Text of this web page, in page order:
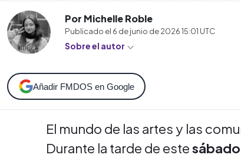
Por Michelle Roble
Publicado el 6 de junio de 2026 15:01 UTC
Sobre el autor
Añadir FMDOS en Google
El mundo de las artes y las
Durante la tarde de este